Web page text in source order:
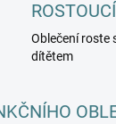
Oblečení roste
dítětem